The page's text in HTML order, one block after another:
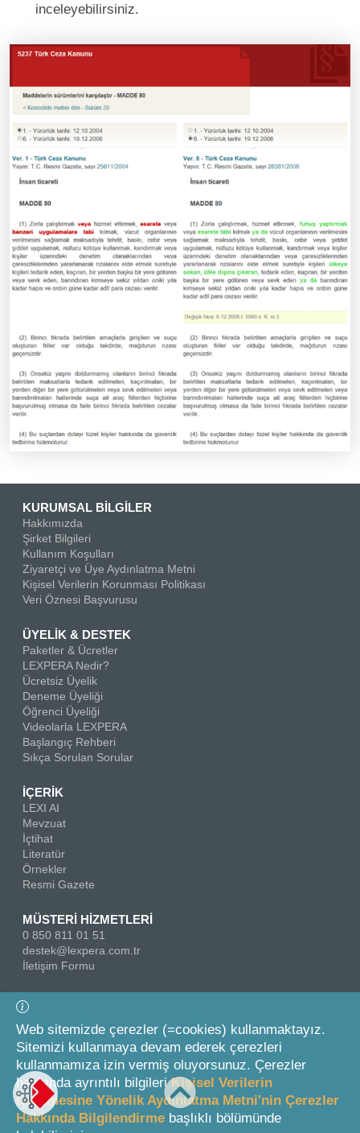
inceleyebilirsiniz.
KURUMSAL BİLGİLER
Hakkımızda
Şirket Bilgileri
Kullanım Koşulları
Ziyaretçi ve Üye Aydınlatma Metni
Kişisel Verilerin Korunması Politikası
Veri Öznesi Başvurusu
ÜYELİK & DESTEK
Paketler & Ücretler
LEXPERA Nedir?
Ücretsiz Üyelik
Deneme Üyeliği
Öğrenci Üyeliği
Videolarla LEXPERA
Başlangıç Rehberi
Sıkça Sorulan Sorular
İÇERİK
LEXI AI
Mevzuat
İçtihat
Literatür
Örnekler
Resmi Gazete
MÜSTERİ HİZMETLERİ
0 850 811 01 51
destek@lexpera.com.tr
İletişim Formu
Bizi Takip Edin
© 2026 On İki Levha Yayıncılık A.Ş.
Web sitemizde çerezler (=cookies) kullanmaktayız.
Sitemizi kullanmaya devam ederek çerezleri
kullanmamıza izin vermiş oluyorsunuz. Çerezler
hakkında ayrıntılı bilgileriKişisel Verilerin
İşlenmesine Yönelik Aydınlatma Metni'nin Çerezler
Hakkında Bilgilendirme başlıklı bölümünde